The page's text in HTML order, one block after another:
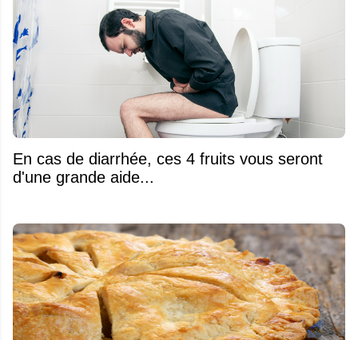
En cas de diarrhée, ces 4 fruits vous seront
d'une grande aide...